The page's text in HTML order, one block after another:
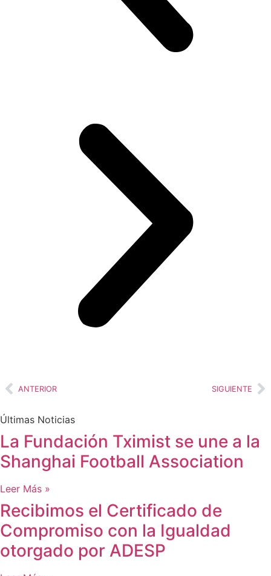
ANTERIOR SIGUIENTE
Últimas Noticias
La Fundación Tximist se une a la
Shanghai Football Association
Leer Más »
Recibimos el Certificado de
Compromiso con la Igualdad
otorgado por ADESP